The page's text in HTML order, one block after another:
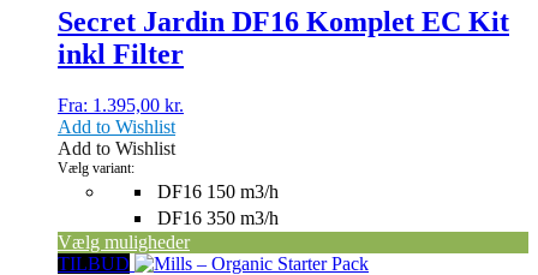
Secret Jardin DF16 Komplet EC Kit
inkl Filter
Fra: 1.395,00 kr.
DF16 150 m3/h
DF16 350 m3/h
Vælg variant:
Vælg muligheder
har
flere
varianter.
kan
vælges
på
varesiden
Add to Wishlist
Add to Wishlist
TILBUD